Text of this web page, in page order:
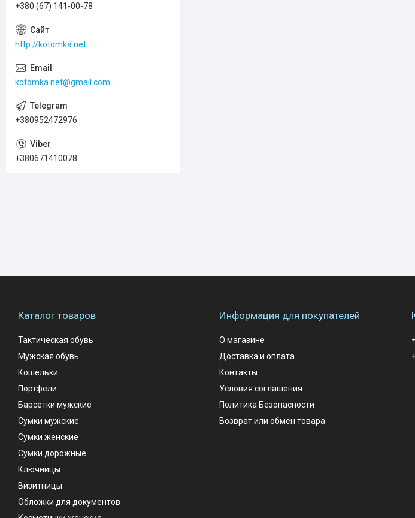
+380 (67) 141-00-78
http://kotomka.net
kotomka.net@gmail.com
+380952472976
+380671410078
Каталог товаров
Тактическая обувь
Мужская обувь
Кошельки
Портфели
Барсетки мужские
Сумки мужские
Сумки женские
Сумки дорожные
Ключницы
Визитницы
Обложки для документов
Информация для покупателей
О магазине
Доставка и оплата
Контакты
Условия соглашения
Политика Безопасности
Возврат или обмен товара